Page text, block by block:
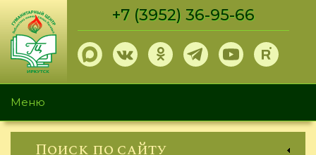
Перейти
основному
содержанию
+7 (3952) 36-95-66
Меню
Поиск по сайту